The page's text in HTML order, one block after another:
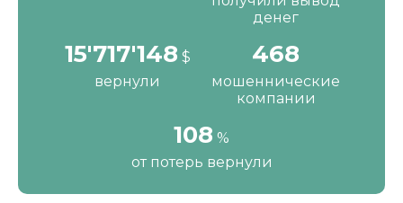
денег
16'287'200 $
вернули
484
мошеннические
компании
111 %
от потерь вернули